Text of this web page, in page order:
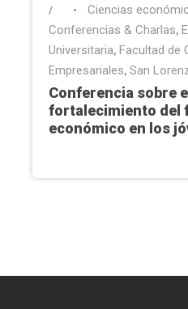
• Ciencias
Conferencias & Charlas,
Universitaria, Facultad de
Empresariales, San
Conferencia sobre el
fortalecimiento del
económico en los